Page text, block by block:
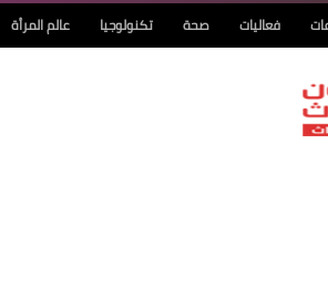
فعاليات صحة تكنولوجيا عالم المرأة